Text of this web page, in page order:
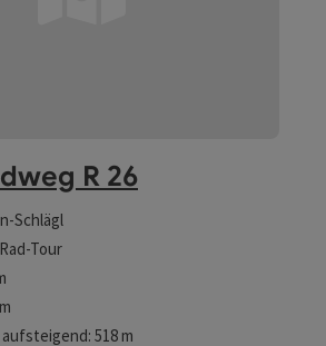
R 26
Schlägl
Tour
518 m